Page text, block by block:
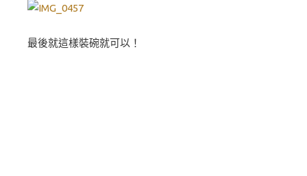
最後就這樣裝碗就可以！